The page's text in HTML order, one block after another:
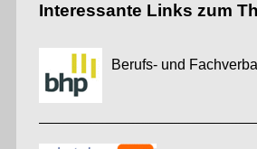
Interessante Links zum
Berufs- und